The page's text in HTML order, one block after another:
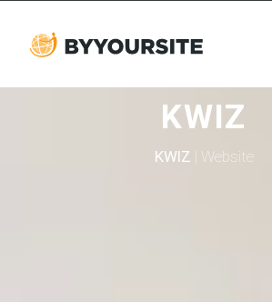
KWIZ
KWIZ | Website